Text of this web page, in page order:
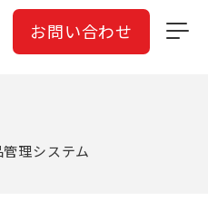
お問い合わせ
理システム